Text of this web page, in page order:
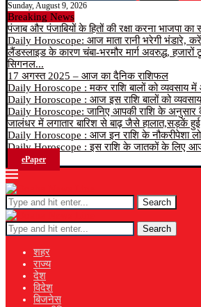
Sunday, August 9, 2026
Breaking News
पंजाब और पंजाबियों के हितों की रक्षा करना भाजपा
Daily Horoscope: आज माता रानी भरेगी भंडारे,
लैंडस्लाइड के कारण चंबा-भरमौर मार्ग अवरुद्ध, हजारों
सिगनल...
17 अगस्त 2025 – आज का दैनिक राशिफल
Daily Horoscope : मकर राशि बालों को व्यवसाय
Daily Horoscope : आज इस राशि बालों को
Daily Horoscope: जानिए आपकी राशि के
जालंधर में लगातार बारिश से बाढ़ जैसे हालात,सड़कें
Daily Horoscope : आज इन राशि के नौकरीपेशा
Daily Horoscope : इस राशि के जातकों के लिए
ePaper
Search
Search
शहर
राज्य
देश
विदेश
बिजनेस